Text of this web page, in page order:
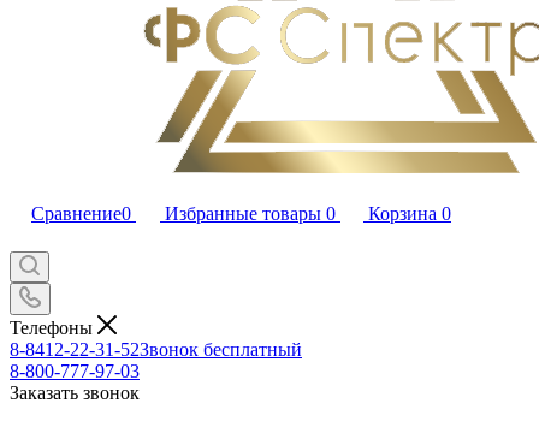
Сравнение0 Избранные товары 0 Корзина 0
Телефоны
8-8412-22-31-52Звонок бесплатный
8-800-777-97-03
Заказать звонок